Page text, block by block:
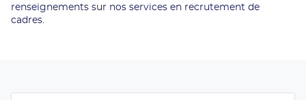
renseignements sur nos services en recrutement de
cadres.